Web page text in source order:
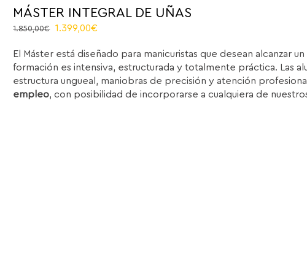
MÁSTER INTEGRAL DE UÑAS
1.850,00€
El
original
era:
1.850,00€.
1.399,00€
actual
es:
1.399,00€.
El Máster está diseñado para manicuristas que desean alcanzar
formación es intensiva, estructurada y totalmente práctica. Las
estructura ungueal, maniobras de precisión y atención
empleo, con posibilidad de incorporarse a cualquiera de